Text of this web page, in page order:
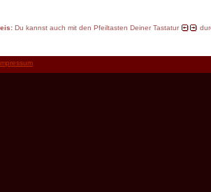
Du kannst auch mit den Pfeiltasten Deiner Tastatur